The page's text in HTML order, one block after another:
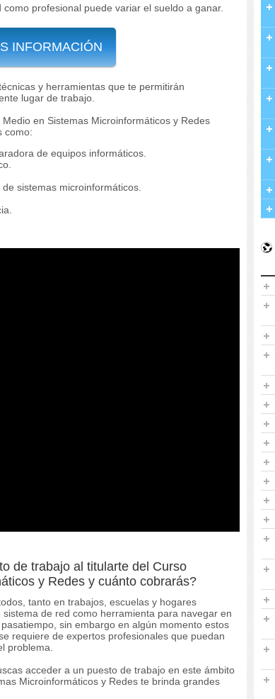
profesional puede variar el sueldo a ganar.
INFORMACIÓN
y herramientas que te permitirán
lugar de trabajo.
en Sistemas Microinformáticos y Redes
como:
de equipos informáticos.
sistemas microinformáticos.
de trabajo al titularte del Curso
y Redes y cuánto cobrarás?
tanto en trabajos, escuelas y hogares
de red como herramienta para navegar en
sin embargo en algún momento estos
requiere de expertos profesionales que puedan
problema.
acceder a un puesto de trabajo en este ámbito
Microinformáticos y Redes te brinda grandes